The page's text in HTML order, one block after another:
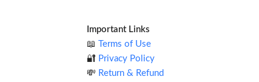
Important Links
📖
Terms of Use
🔐 Privacy Policy
💸 Return & Refund